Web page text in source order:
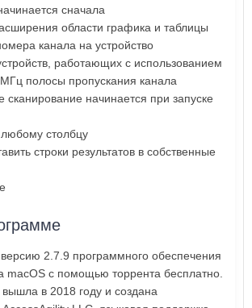
сначала
области графика и таблицы
канала на устройство
работающих с использованием
полосы пропускания канала
сканирование начинается при запуске
столбцу
строки результатов в собственные
2.7.9 программного обеспечения
macOS с помощью торрента бесплатно.
в 2018 году и создана